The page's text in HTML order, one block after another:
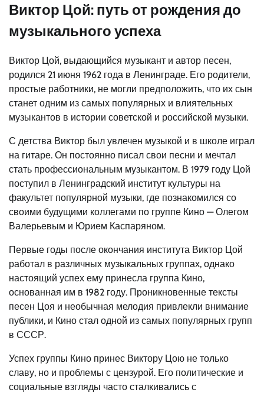
Виктор Цой: путь от рождения до
музыкального успеха
Виктор Цой, выдающийся музыкант и автор песен,
родился 21 июня 1962 года в Ленинграде. Его родители,
простые работники, не могли предположить, что их сын
станет одним из самых популярных и влиятельных
музыкантов в истории советской и российской музыки.
С детства Виктор был увлечен музыкой и в школе играл
на гитаре. Он постоянно писал свои песни и мечтал
стать профессиональным музыкантом. В 1979 году Цой
поступил в Ленинградский институт культуры на
факультет популярной музыки, где познакомился со
своими будущими коллегами по группе Кино — Олегом
Валерьевым и Юрием Каспаряном.
Первые годы после окончания института Виктор Цой
работал в различных музыкальных группах, однако
настоящий успех ему принесла группа Кино,
основанная им в 1982 году. Проникновенные тексты
песен Цоя и необычная мелодия привлекли внимание
публики, и Кино стал одной из самых популярных групп
в СССР.
Успех группы Кино принес Виктору Цою не только
славу, но и проблемы с цензурой. Его политические и
социальные взгляды часто сталкивались с